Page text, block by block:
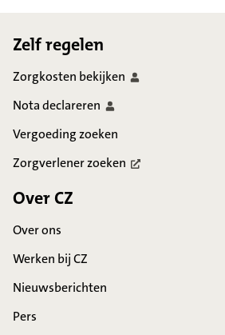
Zelf regelen
Zorgkosten bekijken
Notadeclareren
Vergoeding zoeken
Zorgverlenerzoeken
Over CZ
Over ons
Werken bij CZ
Nieuwsberichten
Pers